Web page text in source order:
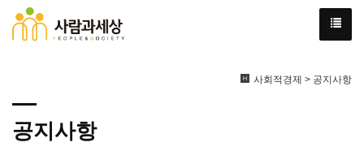
사회적경제 > 공지사항
공지사항